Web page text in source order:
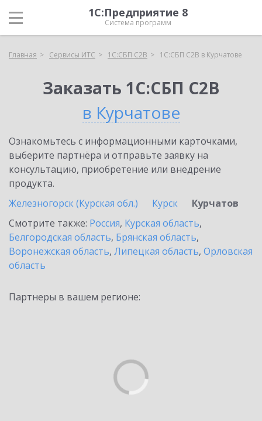
1С:Предприятие 8
Система программ
Главная Сервисы ИТС 1С:СБП C2B 1С:СБП C2B в Курчатове
Заказать 1С:СБП C2B
в Курчатове
Ознакомьтесь с информационными карточками,
выберите партнёра и отправьте заявку на
консультацию, приобретение или внедрение
продукта.
Железногорск (Курская обл.)
Курск
Курчатов
Смотрите также: Россия, Курская область,
Белгородская область, Брянская область,
Воронежская область, Липецкая область, Орловская
область
Партнеры в вашем регионе: